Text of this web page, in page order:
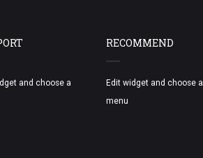
and choose a
RECOMMEND
Edit widget and choose a
menu